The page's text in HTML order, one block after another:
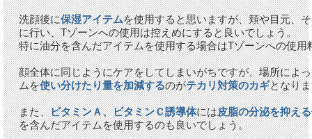
洗顔後に保湿アイテムを使用すると思いますが、頬や目元、
に行い、Tゾーンへの使用は控えめにすると良いでしょう。
特に油分を含んだアイテムを使用する場合はTゾーンへの使
顔全体に同じようにケアをしてしまいがちですが、場所によ
ムを使い分けたり量を加減するのがテカリ対策のカギとなり
また、ビタミンＡ、ビタミンＣ誘導体には皮脂の分泌を抑え
を含んだアイテムを使用するのも良いでしょう。